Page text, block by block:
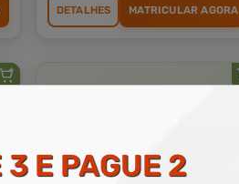
DETALHES MATRICULAR AGORA
E PAGUE 2